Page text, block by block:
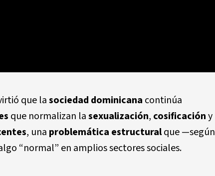
que lasociedad dominicana continúa
que normalizan lasexualización, cosificacióny
, una problemática estructuralque —según
“normal” en amplios sectores sociales.